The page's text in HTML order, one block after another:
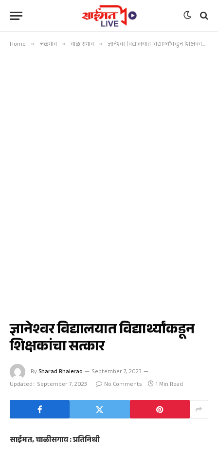
Home » जळगाव » चाळीसगाव » ज्ञानेश्वर विद्यालयात विद्यार्थ्यांकडून शिक्षकांचा सत्कार
ज्ञानेश्वर विद्यालयात विद्यार्थ्यांकडून
शिक्षकांचा सत्कार
By Sharad Bhalerao
September 7, 2023
Updated: September 7, 2023 No Comments 1 Min Read
साईमत, चाळीसगाव : प्रतिनिधी